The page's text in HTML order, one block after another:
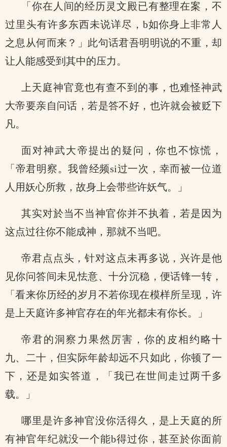
「你在人间的经历灵文殿已有整理在案，不
过里头有许多东西未说详尽，b如你身上非常人
之息从何而来？」此句话君吾明明说的不重，却
让人能感受到其中的压力。
上天庭神官竟也有查不到的事，也难怪神武
大帝要亲自问话，若是答不好，也许就会被贬下
凡。
面对神武大帝提出的疑问，你也不惊慌，
「帝君明察。我曾经频si过一次，幸而被一位道
人用妖心所救，故身上会带些许妖气。」
其实对於当不当神官你并不执着，若是因为
这点过往你不能成神，那就不当吧。
帝君点点头，针对这点未再多说，兴许是他
见你问答间未见怯意、十分沉稳，便话锋一转，
「看来你历经的岁月不若你现在模样所呈现，许
是上天庭许多神官存在的年光都未有你长。」
帝君的洞察力果然厉害，你的皮相约略十
九、二十，但实际年龄却远不只如此，你顿了一
下，还是如实答道，「我已在世间走过两千多
载。」
哪里是许多神官没你活得久，是上天庭的所
有神官年纪就没一个能b得过你，甚至於你面前